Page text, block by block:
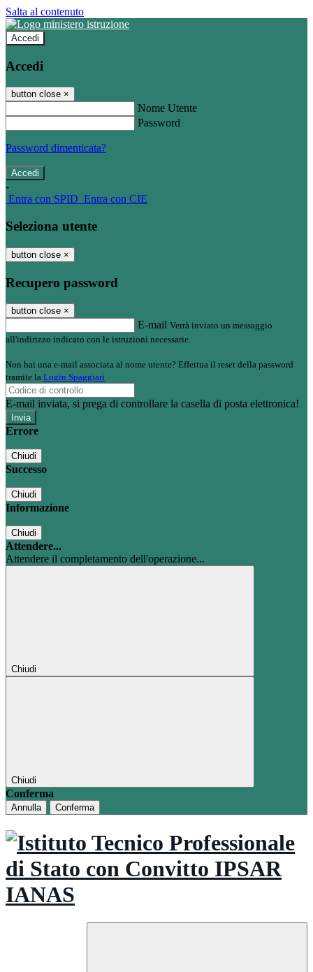
Salta al contenuto
Accedi
Accedi
button close ×
Nome Utente
Password
Password dimenticata?
-
Entra con SPID Entra con CIE
Seleziona utente
button close ×
Recupero password
button close ×
E-mail Verrà inviato un messaggio
all'indirizzo indicato con le istruzioni necessarie.
Non hai una e-mail associata al nome utente? Effettua il reset della password
tramite la Login Spaggiari
E-mail inviata, si prega di controllare la casella di posta elettronica!
Errore
Chiudi
Successo
Chiudi
Informazione
Chiudi
Attendere...
Attendere il completamento dell'operazione...
Chiudi
Chiudi
Conferma
Annulla Conferma